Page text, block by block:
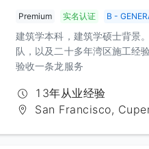
Premium 实名认证 B -
建筑学本科，建筑学硕士背景
队，以及二十多年湾区施工经
验收一条龙服务
13年从业经验
San Francisco,